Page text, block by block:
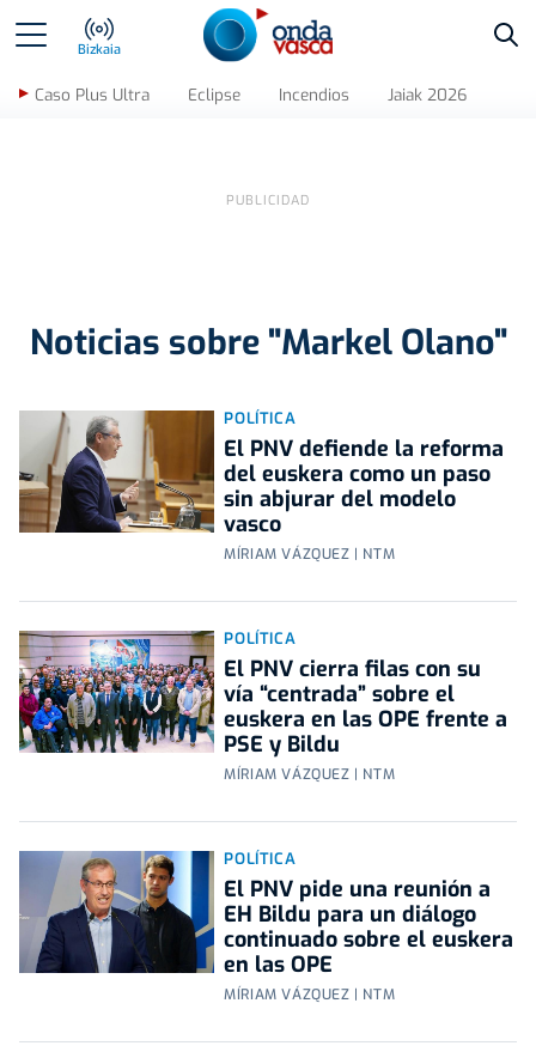
Bizkaia
Caso Plus Ultra Eclipse Incendios Jaiak 2026
Noticias sobre "Markel Olano"
POLÍTICA
El PNV defiende la reforma
del euskera como un paso
sin abjurar del modelo
vasco
MÍRIAM VÁZQUEZ | NTM
POLÍTICA
El PNV cierra filas con su
vía “centrada” sobre el
euskera en las OPE frente a
PSE y Bildu
MÍRIAM VÁZQUEZ | NTM
POLÍTICA
El PNV pide una reunión a
EH Bildu para un diálogo
continuado sobre el euskera
en las OPE
MÍRIAM VÁZQUEZ | NTM